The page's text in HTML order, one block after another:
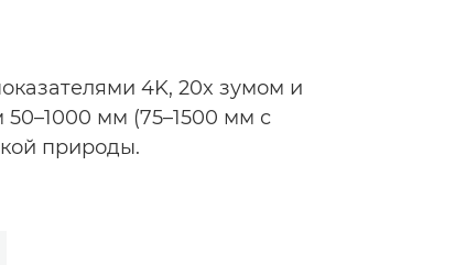
4K, 20x зумом и
мм (75–1500 мм с
природы.